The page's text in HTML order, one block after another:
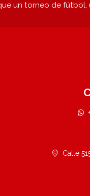
un torneo de fútbol,
Calle